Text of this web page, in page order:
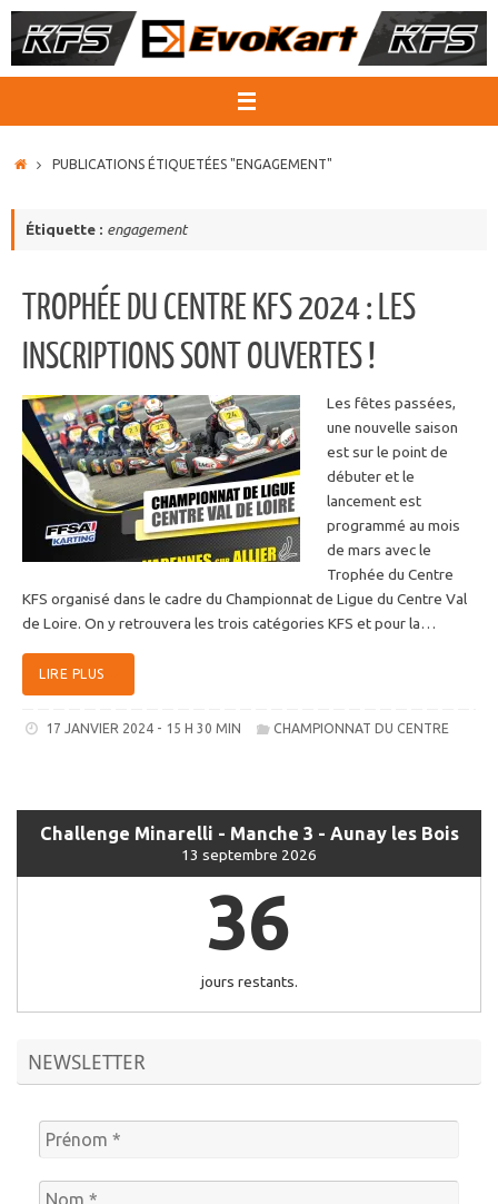
Passer
au
ACCUEIL
PUBLICATIONS ÉTIQUETÉES "ENGAGEMENT"
Étiquette : engagement
TROPHÉE DU CENTRE KFS 2024 : LES
INSCRIPTIONS SONT OUVERTES !
Les fêtes passées,
une nouvelle saison
est sur le point de
débuter et le
lancement est
programmé au mois
de mars avec le
Trophée du Centre
KFS organisé dans le cadre du Championnat de Ligue du Centre Val
de Loire. On y retrouvera les trois catégories KFS et pour la…
LIRE PLUS
17 JANVIER 2024 - 15 H 30 MIN CHAMPIONNAT DU CENTRE
Challenge Minarelli - Manche 3 - Aunay les Bois
13 septembre 2026
36
jours restants.
NEWSLETTER